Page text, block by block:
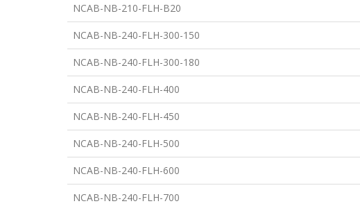
NCAB-NB-210-FLH-B20
NCAB-NB-240-FLH-300-150
NCAB-NB-240-FLH-300-180
NCAB-NB-240-FLH-400
NCAB-NB-240-FLH-450
NCAB-NB-240-FLH-500
NCAB-NB-240-FLH-600
NCAB-NB-240-FLH-700